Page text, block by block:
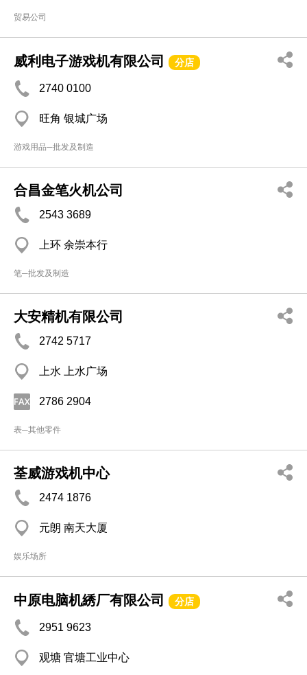
贸易公司
威利电子游戏机有限公司 分店
2740 0100
旺角 银城广场
游戏用品─批发及制造
合昌金笔火机公司
2543 3689
上环 余崇本行
笔─批发及制造
大安精机有限公司
2742 5717
上水 上水广场
2786 2904
表─其他零件
荃威游戏机中心
2474 1876
元朗 南天大厦
娱乐场所
中原电脑机綉厂有限公司 分店
2951 9623
观塘 官塘工业中心